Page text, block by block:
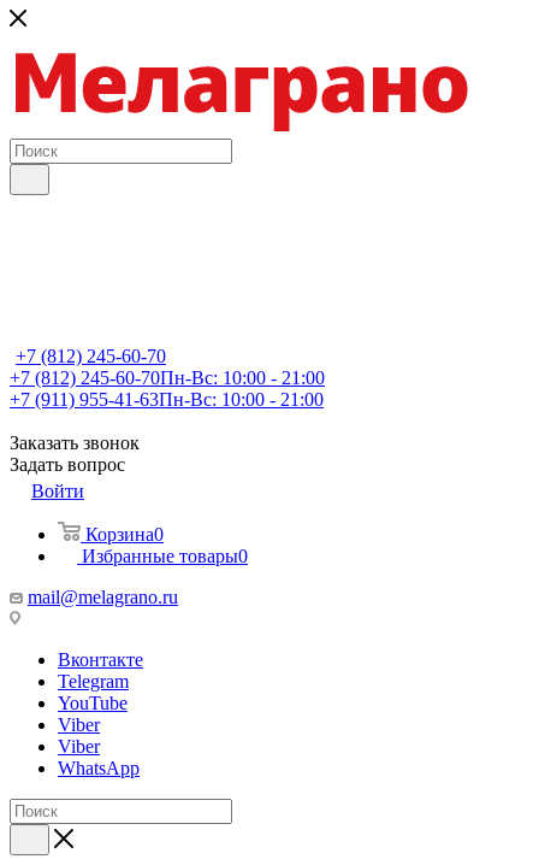
+7 (812) 245-60-70
+7 (812) 245-60-70Пн-Вс: 10:00 - 21:00
+7 (911) 955-41-63Пн-Вс: 10:00 - 21:00
Заказать звонок
Задать вопрос
Войти
Корзина0
Избранные товары0
mail@melagrano.ru
Вконтакте
Telegram
YouTube
Viber
Viber
WhatsApp